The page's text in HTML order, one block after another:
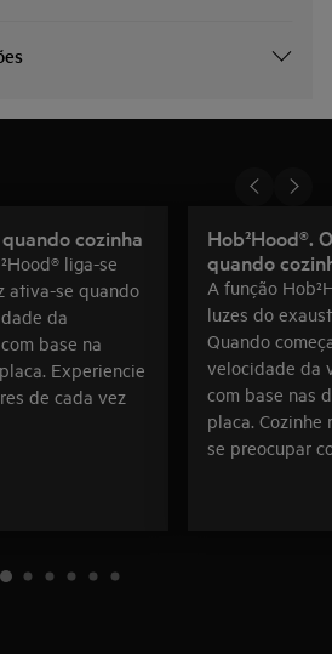
cozinha
liga-se
ativa-se quando
da
base na
Experiencie
de cada vez
Hob²Hood®.
quando
A função
luzes do
Quando
velocidade da
com base nas
placa. Cozinhe
se preocupar